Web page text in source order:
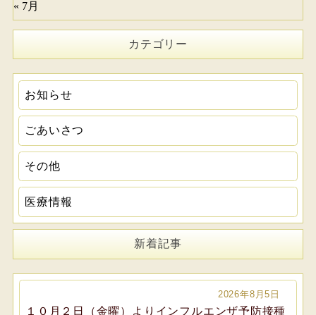
« 7月
カテゴリー
お知らせ
ごあいさつ
その他
医療情報
新着記事
2026年8月5日
１０月２日（金曜）よりインフルエンザ予防接種